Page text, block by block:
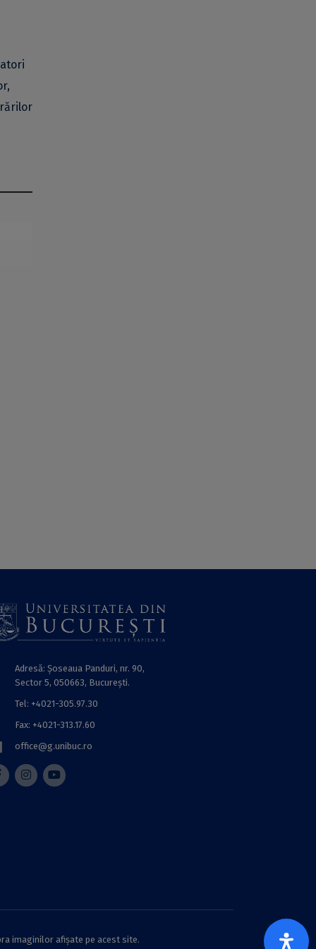
Adresă: Șoseaua Panduri, nr. 90,
Sector 5, 050663, Bucureşti.
Tel: +4021-305.97.30
Fax: +4021-313.17.60
office@g.unibuc.ro
imaginilor afișate pe acest site.